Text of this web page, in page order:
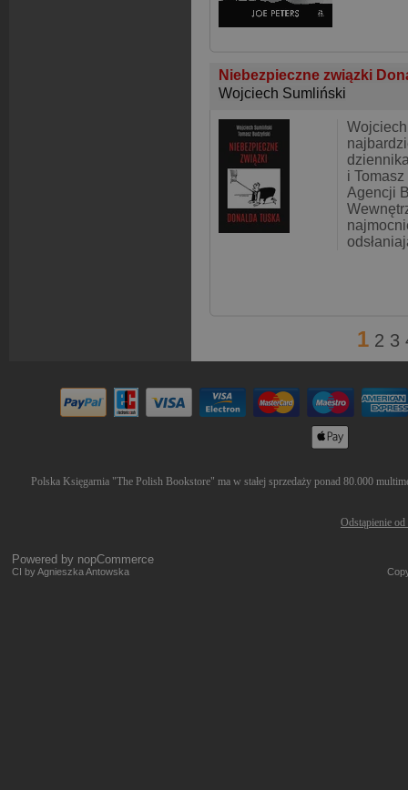
Niebezpieczne związki
Wojciech Sumliński
i
Agencji
1 2 3
Polska Księgarnia "The Polish Bookstore" ma w stałej sprzedaży ponad 80.000
Odstąpienie
Powered by nopCommerce
CI by Agnieszka Antowska